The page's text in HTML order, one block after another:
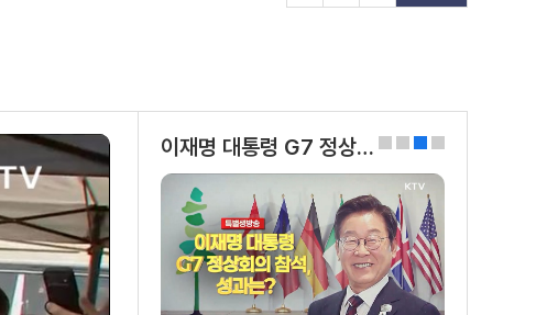
이재명 대통령 G7 정상회의 참석 0
1
2
3